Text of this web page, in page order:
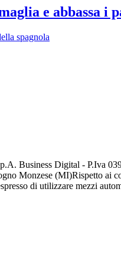
e abbassa i
spagnola
Business Digital - P.Iva
Monzese (MI)Rispetto ai
di utilizzare mezzi